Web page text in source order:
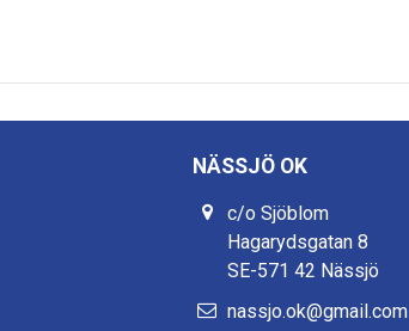
NÄSSJÖ OK
c/o Sjöblom
Hagarydsgatan 8
SE-571 42 Nässjö
nassjo.ok@gmail.com